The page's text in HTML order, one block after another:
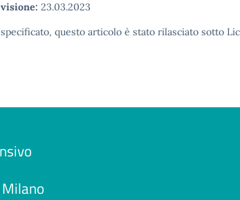
23.03.2023
questo articolo è stato rilasciato sotto